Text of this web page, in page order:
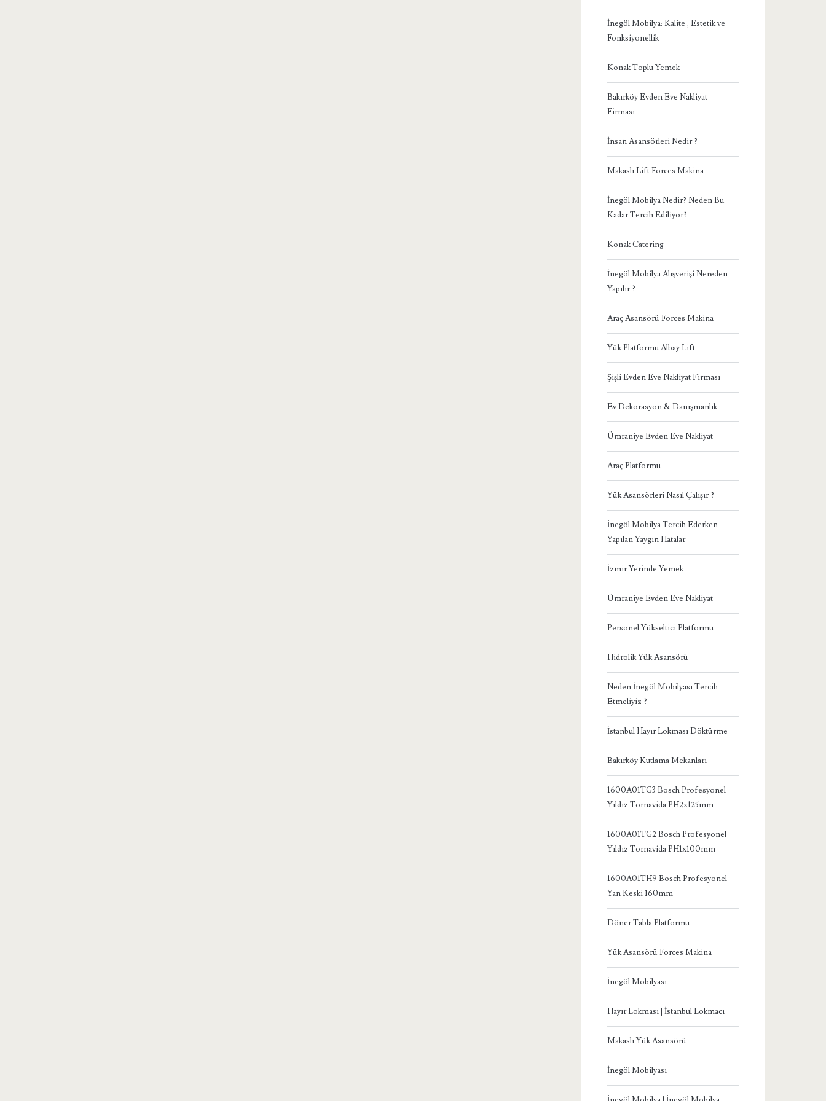
İnegöl Mobilya: Kalite , Estetik ve
Fonksiyonellik
Konak Toplu Yemek
Bakırköy Evden Eve Nakliyat
Firması
İnsan Asansörleri Nedir ?
Makaslı Lift Forces Makina
İnegöl Mobilya Nedir? Neden Bu
Kadar Tercih Ediliyor?
Konak Catering
İnegöl Mobilya Alışverişi Nereden
Yapılır ?
Araç Asansörü Forces Makina
Yük Platformu Albay Lift
Şişli Evden Eve Nakliyat Firması
Ev Dekorasyon & Danışmanlık
Ümraniye Evden Eve Nakliyat
Araç Platformu
Yük Asansörleri Nasıl Çalışır ?
İnegöl Mobilya Tercih Ederken
Yapılan Yaygın Hatalar
İzmir Yerinde Yemek
Ümraniye Evden Eve Nakliyat
Personel Yükseltici Platformu
Hidrolik Yük Asansörü
Neden İnegöl Mobilyası Tercih
Etmeliyiz ?
İstanbul Hayır Lokması Döktürme
Bakırköy Kutlama Mekanları
1600A01TG3 Bosch Profesyonel
Yıldız Tornavida PH2x125mm
1600A01TG2 Bosch Profesyonel
Yıldız Tornavida PH1x100mm
1600A01TH9 Bosch Profesyonel
Yan Keski 160mm
Döner Tabla Platformu
Yük Asansörü Forces Makina
İnegöl Mobilyası
Hayır Lokması | İstanbul Lokmacı
Makaslı Yük Asansörü
İnegöl Mobilyası